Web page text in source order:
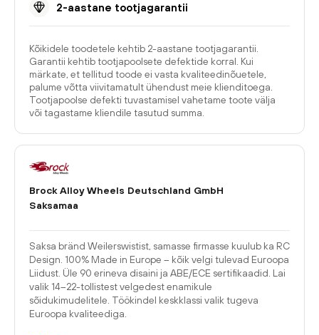
2-aastane tootjagarantii
Kõikidele toodetele kehtib 2-aastane tootjagarantii.
Garantii kehtib tootjapoolsete defektide korral. Kui
märkate, et tellitud toode ei vasta kvaliteedinõuetele,
palume võtta viivitamatult ühendust meie klienditoega.
Tootjapoolse defekti tuvastamisel vahetame toote välja
või tagastame kliendile tasutud summa.
Brock Alloy Wheels Deutschland GmbH
Saksamaa
Saksa bränd Weilerswistist, samasse firmasse kuulub ka RC
Design. 100% Made in Europe – kõik velgi tulevad Euroopa
Liidust. Üle 90 erineva disaini ja ABE/ECE sertifikaadid. Lai
valik 14–22-tollistest velgedest enamikule
sõidukimudelitele. Töökindel keskklassi valik tugeva
Euroopa kvaliteediga.